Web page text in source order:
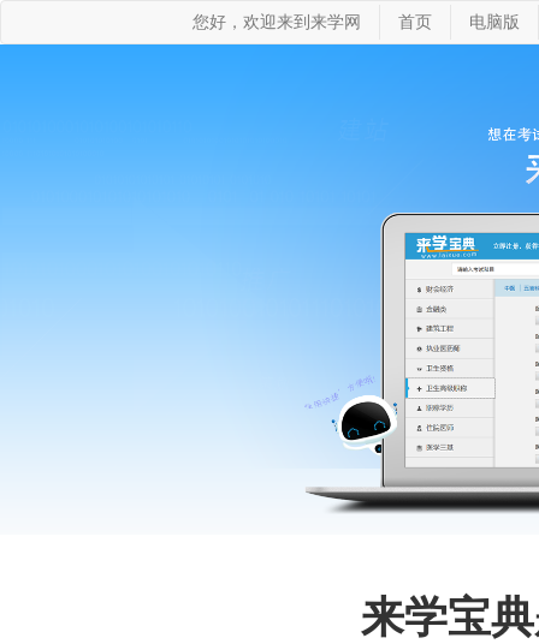
您好，欢迎来到来学网 首页 电脑版
来学宝